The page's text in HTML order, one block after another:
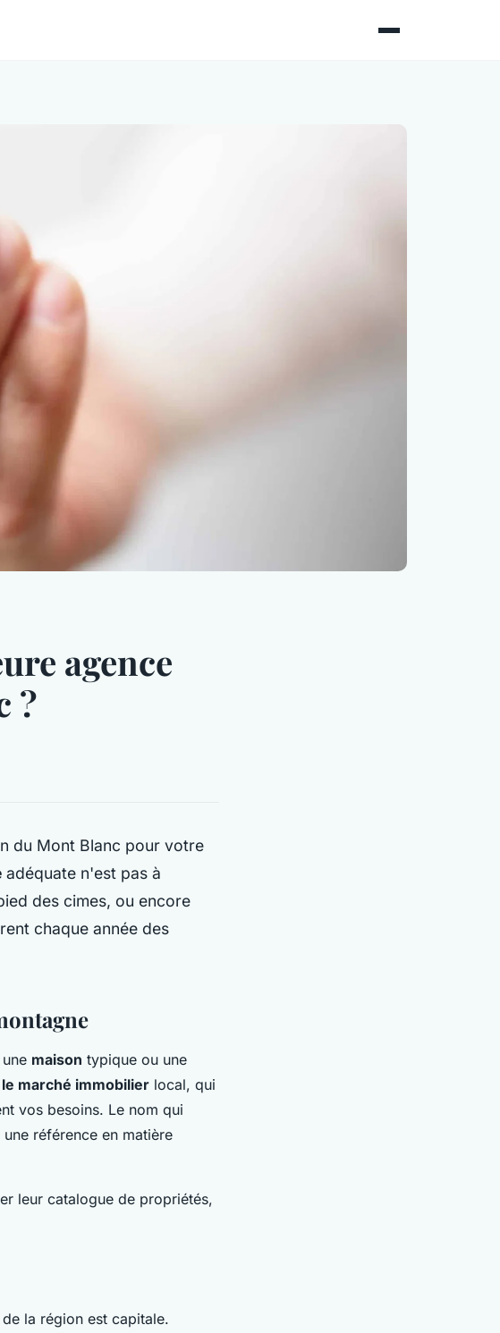
agence
?
du Mont Blanc pour votre
adéquate n'est pas à
des cimes, ou encore
chaque année des
maison typique ou une
le marché immobilier local, qui
vos besoins. Le nom qui
référence en matière
leur catalogue de propriétés,
la région est capitale.